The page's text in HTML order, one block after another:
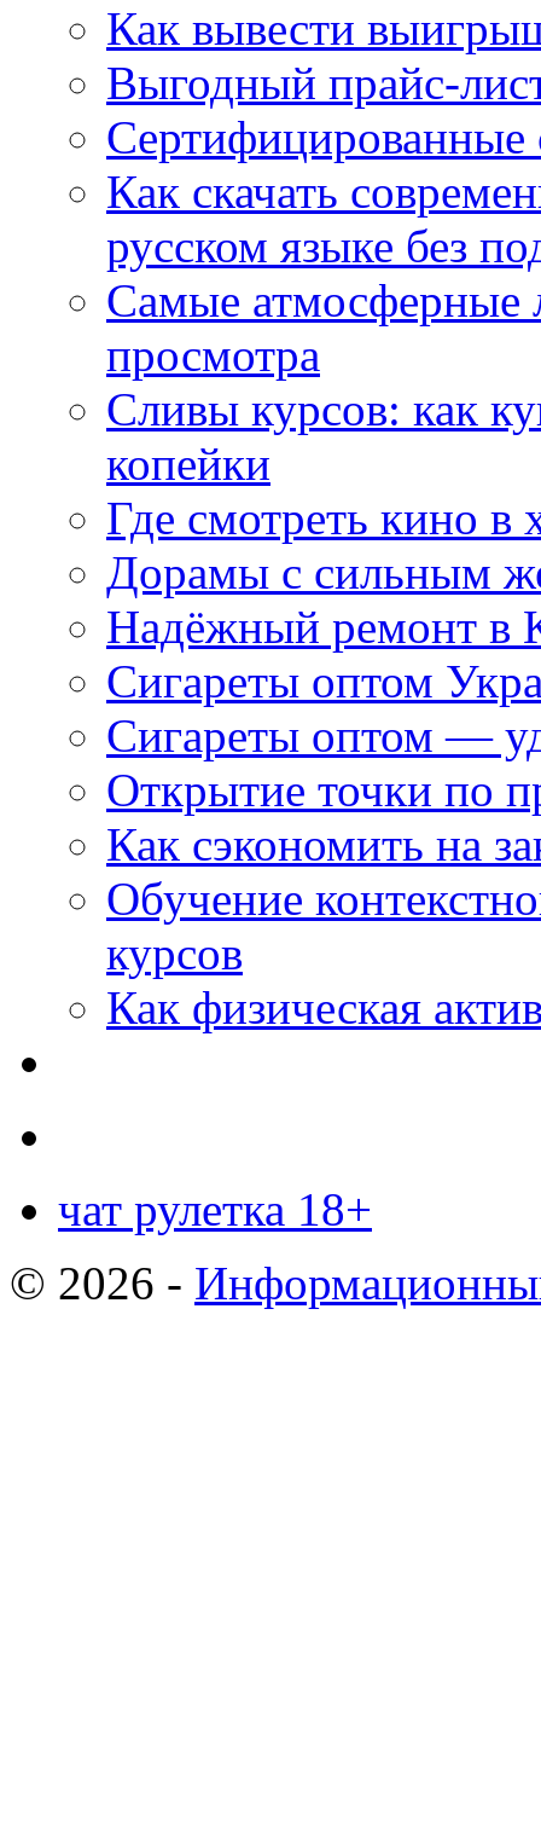
Как вывести
Выгодный прайс-
Как скачать
русском языке без
Самые атмосферные
просмотра
Сливы курсов: как
копейки
Где смотреть кино в
Дорамы с сильным
Надёжный ремонт в
Сигареты оптом
Сигареты оптом —
Открытие точки по
Как сэкономить на
Обучение
курсов
Как физическая
чат рулетка 18+
© 2026 -